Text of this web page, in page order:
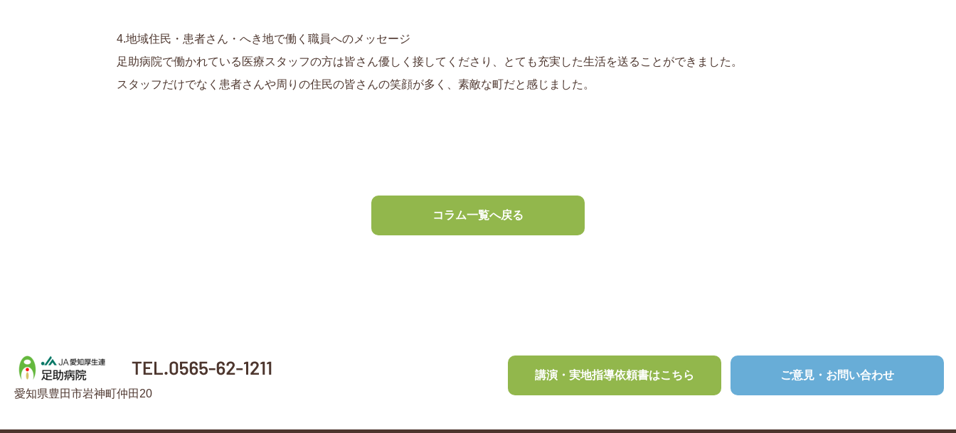
4.地域住民・患者さん・へき地で働く職員へのメッセージ
足助病院で働かれている医療スタッフの方は皆さん優しく接してくださり、とても充実した生活を送ることができました。
スタッフだけでなく患者さんや周りの住民の皆さんの笑顔が多く、素敵な町だと感じました。
コラム一覧へ戻る
愛知県豊田市岩神町仲田20
講演・実地指導依頼書はこちら ご意見・お問い合わせ